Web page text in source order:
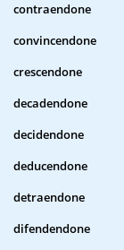
contraendone
convincendone
crescendone
decadendone
decidendone
deducendone
detraendone
difendendone